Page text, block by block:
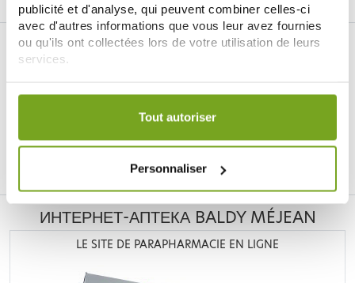
publicité et d'analyse, qui peuvent combiner celles-ci
avec d'autres informations que vous leur avez fournies
ou qu'ils ont collectées lors de votre utilisation de leurs
services.
Votre choix de consentement est conservé pendant une
Tout autoriser
Personnaliser
Je souhaite m'inscrire à la newsletter
Instagram
ИНТЕРНЕТ-АПТЕКА BALDY MÉJEAN
LE SITE DE PARAPHARMACIE EN LIGNE